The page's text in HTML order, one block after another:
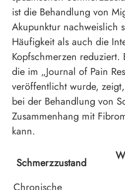
ist die Behandlung von
Akupunktur nachweislich
Häufigkeit als auch die
Kopfschmerzen reduziert.
die im „Journal of Pain
veröffentlicht wurde,
bei der Behandlung von
Zusammenhang mit
kann.
Schmerzzustand